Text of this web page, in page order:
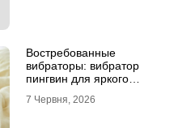
Востребованные
вибраторы: вибратор
пингвин для яркого
7 Червня, 2026